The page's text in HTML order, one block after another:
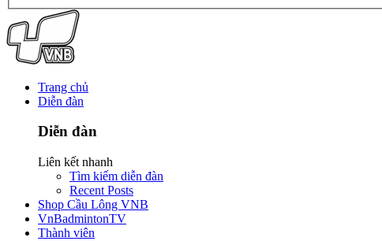
Trang chủ
Diễn đàn
Diễn đàn
Liên kết nhanh
Tìm kiếm diễn đàn
Recent Posts
Shop Cầu Lông VNB
VnBadmintonTV
Thành viên